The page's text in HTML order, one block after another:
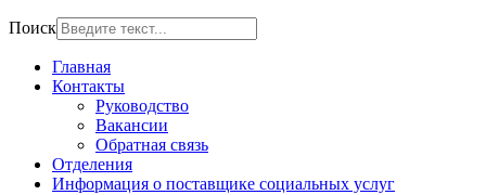
Поиск
Главная
Контакты
Руководство
Вакансии
Обратная связь
Отделения
Информация о поставщике социальных услуг